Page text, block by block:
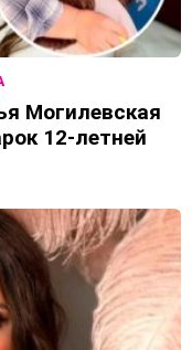
Могилевская
12-летней